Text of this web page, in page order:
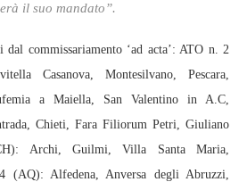
il suo mandato”.
commissariamento ‘ad acta’: ATO n. 2
Casanova, Montesilvano, Pescara,
a Maiella, San Valentino in A.C,
Chieti, Fara Filiorum Petri, Giuliano
Archi, Guilmi, Villa Santa Maria,
(AQ): Alfedena, Anversa degli Abruzzi,